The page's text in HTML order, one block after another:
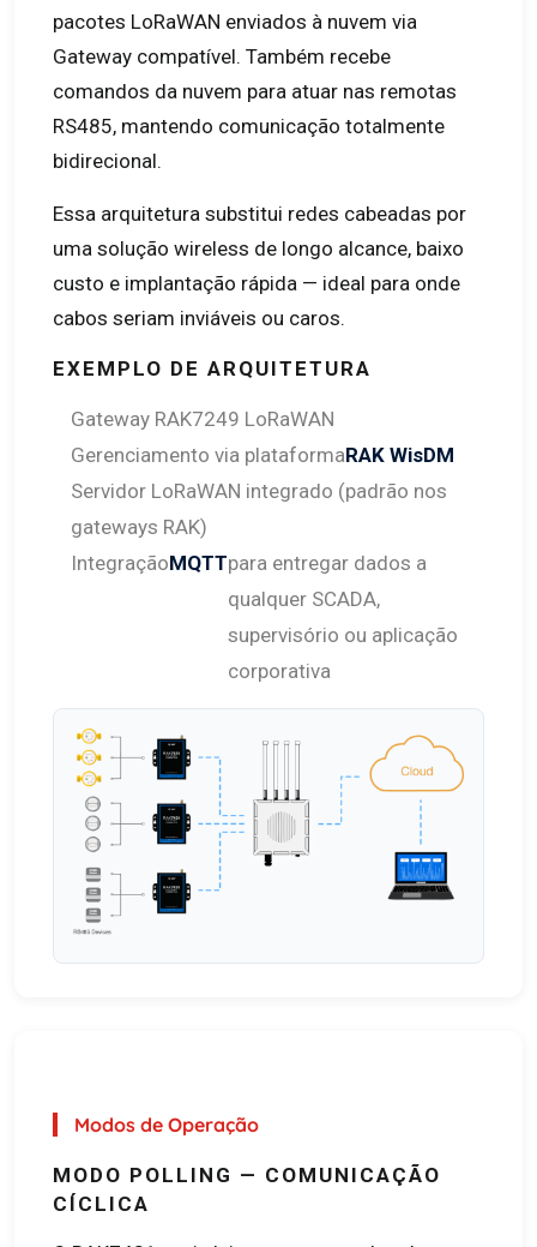
pacotes LoRaWAN enviados à nuvem via
Gateway compatível. Também recebe
comandos da nuvem para atuar nas remotas
RS485, mantendo comunicação totalmente
bidirecional.
Essa arquitetura substitui redes cabeadas por
uma solução wireless de longo alcance, baixo
custo e implantação rápida — ideal para onde
cabos seriam inviáveis ou caros.
EXEMPLO DE ARQUITETURA
Gateway RAK7249 LoRaWAN
Gerenciamento via plataformaRAK WisDM
Servidor LoRaWAN integrado (padrão nos
gateways RAK)
IntegraçãoMQTTpara entregar dados a
qualquer SCADA,
supervisório ou aplicação
corporativa
Modos de Operação
MODO POLLING — COMUNICAÇÃO
CÍCLICA